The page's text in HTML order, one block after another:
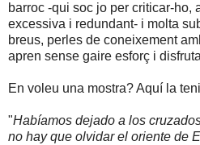
barroc -qui soc jo per criticar-ho,
excessiva i redundant- i molta
breus, perles de coneixement
apren sense gaire esforç i
En voleu una mostra? Aquí la
"Habíamos dejado a los
no hay que olvidar el oriente de